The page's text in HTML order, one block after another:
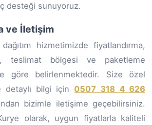
desteği sunuyoruz.
ve İletişim
hizmetimizde fiyatlandırma,
teslimat bölgesi ve paketleme
göre belirlenmektedir. Size özel
bilgi için 0507 318 4 626
bizimle iletişime geçebilirsiniz.
olarak, uygun fiyatlarla kaliteli